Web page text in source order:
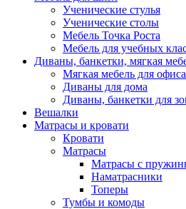
Ученические стулья
Ученические столы
Мебель Точка Роста
Мебель для учебных
Диваны, банкетки, мягкая
Мягкая мебель для офиса
Диваны для дома
Диваны, банкетки для
Вешалки
Матрасы и кровати
Кровати
Матрасы
Матрасы с
Наматрасники
Топеры
Тумбы и комоды